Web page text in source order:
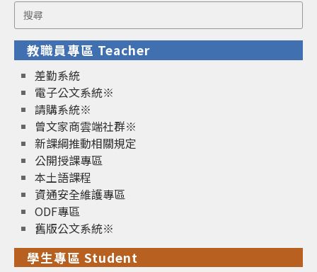
Search
for:
教職員專區 Teacher
差勤系統
電子公文系統※
請購系統※
曾文家商雲端社群※
新課綱推動相關規定
公開授課專區
本土語課程
資通安全維護專區
ODF專區
舊版公文系統※
學生專區 Student